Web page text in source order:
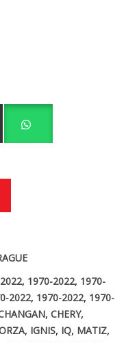
, 1970-2022, 1970-
2022, 1970-2022, 1970-
, CHERY,
, IGNIS, IQ, MATIZ,